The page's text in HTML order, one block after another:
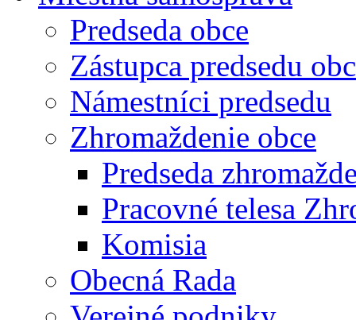
Predseda obce
Zástupca predsedu
Námestníci predsedu
Zhromaždenie obce
Predseda
Pracovné telesa
Komisia
Obecná Rada